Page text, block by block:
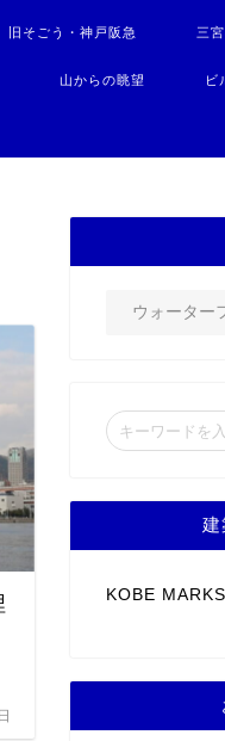
旧そごう・神戸阪急 三
山からの眺望 ビ
建
KOBE